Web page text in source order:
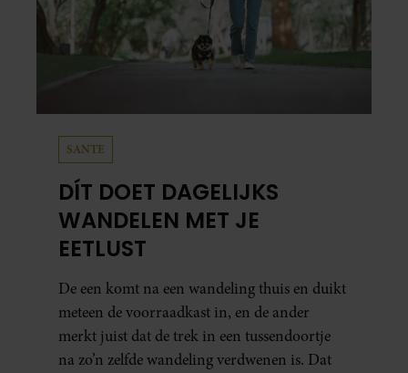
SANTE
DÍT DOET DAGELIJKS
WANDELEN MET JE
EETLUST
De een komt na een wandeling thuis en duikt
meteen de voorraadkast in, en de ander
merkt juist dat de trek in een tussendoortje
na zo’n zelfde wandeling verdwenen is. Dat